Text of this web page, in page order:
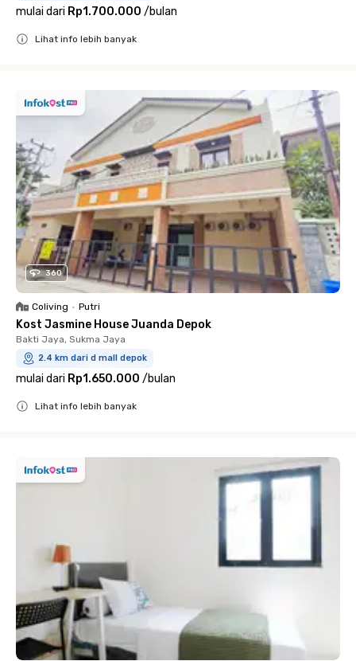
mulai dari Rp1.700.000 /bulan
Lihat info lebih banyak
360
Coliving • Putri
Kost Jasmine House Juanda Depok
Bakti Jaya, Sukma Jaya
2.4 km dari d mall depok
mulai dari Rp1.650.000 /bulan
Lihat info lebih banyak